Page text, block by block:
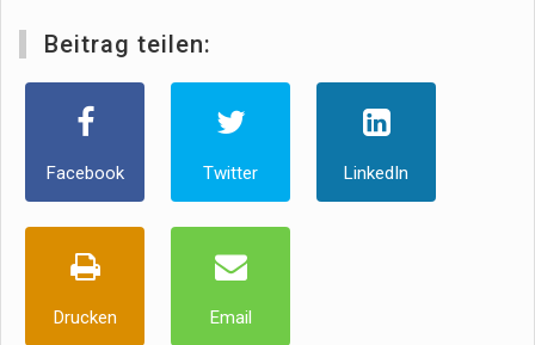
Beitrag teilen:
Facebook Twitter LinkedIn
Drucken Email